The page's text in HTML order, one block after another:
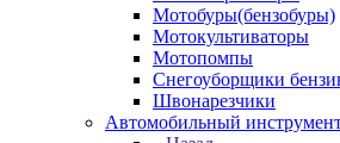
Мотобуры(бензобуры)
Мотокультиваторы
Мотопомпы
Снегоуборщики
Швонарезчики
Автомобильный